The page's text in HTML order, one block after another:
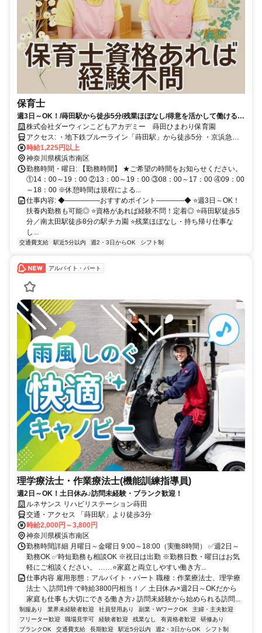
保育士
週3日～OK！/蒔田駅から徒歩5分/残業ほぼなし/得意を活かして働ける保
育園✨
株式会社ダーウィンこどもアカデミー 蒔田ひまわり保育園
アクセス: ・地下鉄ブルーライン「蒔田駅」から徒歩5分 ・京浜急行
線「南太田駅」から徒歩8分
時給1,225円以上
神奈川県横浜市南区
勤務時間・曜日: 【勤務時間】 ★ご希望の時間をお知らせください。
①14：00～19：00 ②13：00～19：00 ③08：00～17：00 ④09：00
～18：00 ※休憩時間は規程による...
仕事内容: ◆―――――おすすめポイント――――◆ ⭐週3日～OK！
扶養内勤務も可能◎ ⭐資格があれば経験不問！定着◎ ⭐蒔田駅徒歩5
分／南太田駅徒歩8分の駅チカ園 ⭐残業ほぼなし・持ち帰り仕事な
し...
交通費支給 駅近5分以内 週2・3日からOK シフト制
アルバイト・パート
理学療法士・作業療法士(機能訓練指導員)
週2日～OK！土日休み♪訪問未経験・ブランク歓迎！
ルネサンス リハビリステーション蒔田
交通・アクセス 「蒔田駅」より徒歩3分
時給2,000円～3,800円
神奈川県横浜市南区
勤務時間詳細 月曜日～金曜日 9:00～18:00（実働8時間） ✅週2日～
勤務OK ✅時短勤務も相談OK ※祝日は出勤 ※勤務日数・曜日はお気
軽にご相談ください。 ……⭐家庭と両立しやすい働き方...
仕事内容 雇用形態：アルバイト・パート 職種：作業療法士、理学療
法士 ＼訪問1件で時給3800円相当！／ 土日休み×週2日～OKだから
家庭も仕事も大切にできる働き方♪ 訪問未経験から始められる訪問...
制服あり 業界未経験者歓迎 社員登用あり 副業・WワークOK
主婦・主夫歓迎
フリーター歓迎
職場見学可 経験者歓迎 残業なし 有資格者歓迎
研修あり
ブランクOK
交通費支給 長期歓迎 駅近5分以内 週2・3日からOK
シフト制